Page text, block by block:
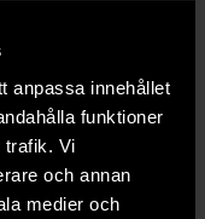
anpassa innehållet
funktioner
trafik. Vi
och annan
medier och
Angel Fuzzy Mug
Lilo & Stitch